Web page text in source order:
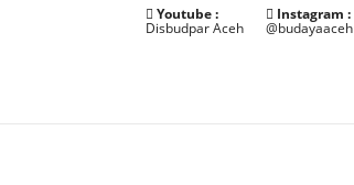
Youtube :
Disbudpar Aceh
Instagram :
@budayaaceh